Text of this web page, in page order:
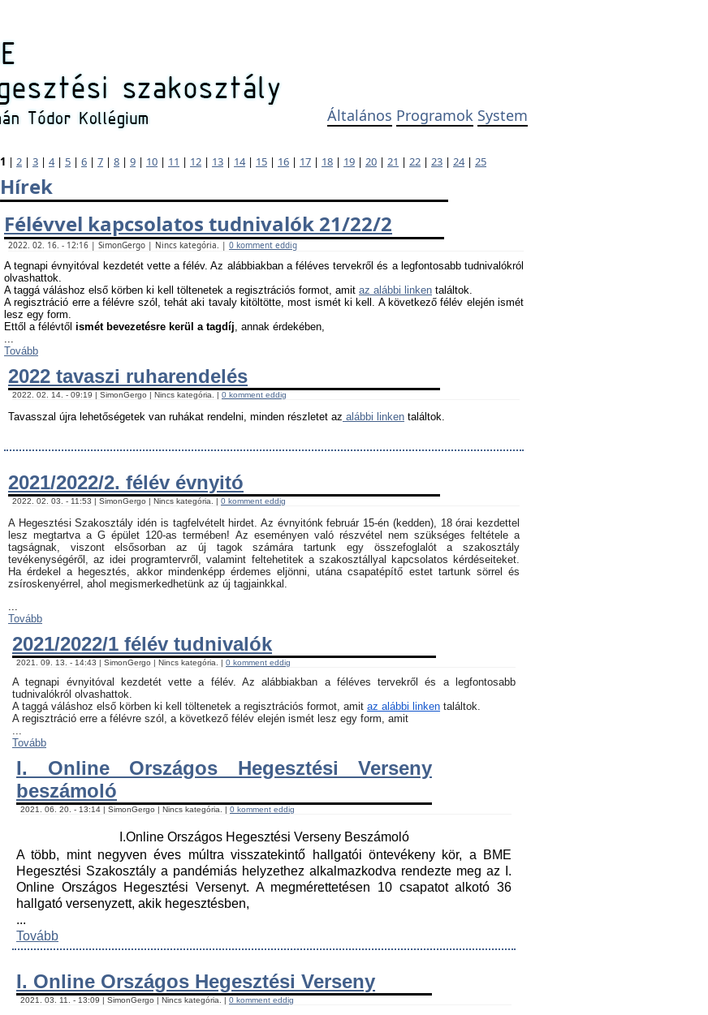
Általános Programok System
1 | 2 | 3 | 4| 5 | 6 | 7 | 8 | 9 | 10 | 11 | 12 | 13 | 14| 15 | 16 | 17 | 18 | 19 | 20 | 21 | 22 | 23 | 24| 25
Hírek
Félévvel kapcsolatos tudnivalók 21/22/2
2022. 02. 16. - 12:16 | SimonGergo | Nincs kategória. | 0 komment eddig
A tegnapi évnyitóval kezdetét vette a félév. Az alábbiakban a féléves tervekről és a legfontosabb tudnivalókról
olvashattok.
A taggá váláshoz első körben ki kell töltenetek a regisztrációs formot, amit az alábbi linken találtok.
A regisztráció erre a félévre szól, tehát aki tavaly kitöltötte, most ismét ki kell. A következő félév elején ismét
lesz egy form.
Ettől a félévtől ismét bevezetésre kerül a tagdíj, annak érdekében,
...
Tovább
2022 tavaszi ruharendelés
2022. 02. 14. - 09:19 | SimonGergo | Nincs kategória. | 0 komment eddig
Tavasszal újra lehetőségetek van ruhákat rendelni, minden részletet az alábbi linken találtok.
2021/2022/2. félév évnyitó
2022. 02. 03. - 11:53 | SimonGergo | Nincs kategória. | 0 komment eddig
A Hegesztési Szakosztály idén is tagfelvételt hirdet. Az évnyitónk február 15-én (kedden), 18 órai kezdettel
lesz megtartva a G épület 120-as termében! Az eseményen való részvétel nem szükséges feltétele a
tagságnak, viszont elsősorban az új tagok számára tartunk egy összefoglalót a szakosztály
tevékenységéről, az idei programtervről, valamint feltehetitek a szakosztállyal kapcsolatos kérdéseiteket.
Ha érdekel a hegesztés, akkor mindenképp érdemes eljönni, utána csapatépítő estet tartunk sörrel és
zsíroskenyérrel, ahol megismerkedhetünk az új tagjainkkal.
...
Tovább
2021/2022/1 félév tudnivalók
2021. 09. 13. - 14:43 | SimonGergo | Nincs kategória. | 0 komment eddig
A tegnapi évnyitóval kezdetét vette a félév. Az alábbiakban a féléves tervekről és a legfontosabb
tudnivalókról olvashattok.
A taggá váláshoz első körben ki kell töltenetek a regisztrációs formot, amit az alábbi linken találtok.
A regisztráció erre a félévre szól, a következő félév elején ismét lesz egy form, amit
...
Tovább
I. Online Országos Hegesztési Verseny
beszámoló
2021. 06. 20. - 13:14 | SimonGergo | Nincs kategória. | 0 komment eddig
I.Online Országos Hegesztési Verseny Beszámoló
A több, mint negyven éves múltra visszatekintő hallgatói öntevékeny kör, a BME
Hegesztési Szakosztály a pandémiás helyzethez alkalmazkodva rendezte meg az I.
Online Országos Hegesztési Versenyt. A megmérettetésen 10 csapatot alkotó 36
hallgató versenyzett, akik hegesztésben,
...
Tovább
I. Online Országos Hegesztési Verseny
2021. 03. 11. - 13:09 | SimonGergo | Nincs kategória. | 0 komment eddig